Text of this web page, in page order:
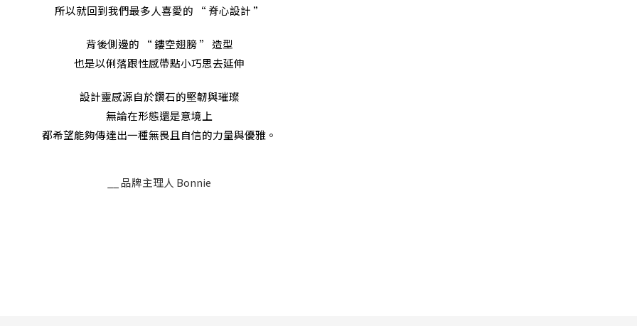
所以就回到我們最多人喜愛的 “ 脊心設計 ”
背後側邊的 “ 鏤空翅膀 ” 造型
也是以俐落跟性感帶點小巧思去延伸
設計靈感源自於鑽石的堅韌與璀璨
無論在形態還是意境上
都希望能夠傳達出一種無畏且自信的力量與優雅。
__ 品牌主理人 Bonnie